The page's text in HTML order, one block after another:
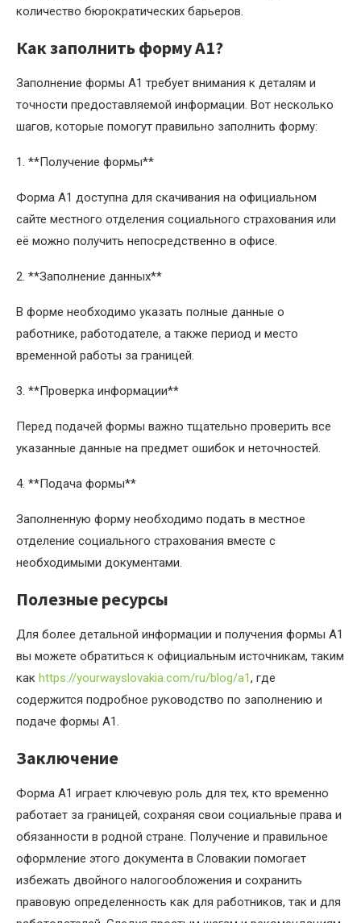
количество бюрократических барьеров.
Как заполнить форму A1?
Заполнение формы A1 требует внимания к деталям и
точности предоставляемой информации. Вот несколько
шагов, которые помогут правильно заполнить форму:
1. **Получение формы**
Форма A1 доступна для скачивания на официальном
сайте местного отделения социального страхования или
её можно получить непосредственно в офисе.
2. **Заполнение данных**
В форме необходимо указать полные данные о
работнике, работодателе, а также период и место
временной работы за границей.
3. **Проверка информации**
Перед подачей формы важно тщательно проверить все
указанные данные на предмет ошибок и неточностей.
4. **Подача формы**
Заполненную форму необходимо подать в местное
отделение социального страхования вместе с
необходимыми документами.
Полезные ресурсы
Для более детальной информации и получения формы A1
вы можете обратиться к официальным источникам, таким
как https://yourwayslovakia.com/ru/blog/a1, где
содержится подробное руководство по заполнению и
подаче формы A1.
Заключение
Форма A1 играет ключевую роль для тех, кто временно
работает за границей, сохраняя свои социальные права и
обязанности в родной стране. Получение и правильное
оформление этого документа в Словакии помогает
избежать двойного налогообложения и сохранить
правовую определенность как для работников, так и для